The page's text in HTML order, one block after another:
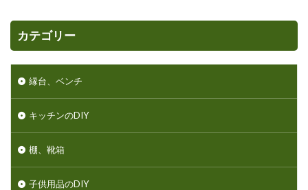
カテゴリー
縁台、ベンチ
キッチンのDIY
棚、靴箱
子供用品のDIY